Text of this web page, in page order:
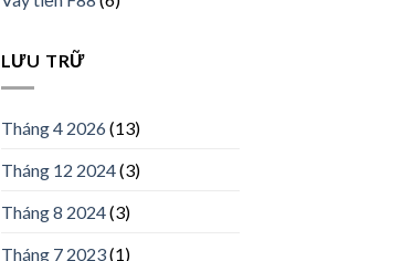
LƯU TRỮ
Tháng 4 2026(13)
Tháng 12 2024(3)
Tháng 8 2024(3)
Tháng 7 2023(1)